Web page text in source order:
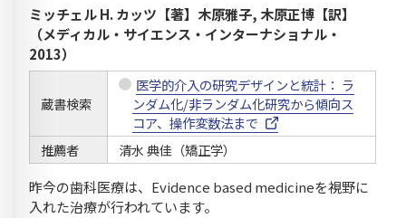
ミッチェル H. カッツ【著】木原雅子, 木原正博【訳】
（メディカル・サイエンス・インターナショナル・
2013）
蔵書検索
医学的介入の研究デザインと統計： ラ
ンダム化/非ランダム化研究から傾向ス
コア、操作変数法まで
推薦者
清水 典佳（矯正学）
昨今の歯科医療は、Evidence based medicineを視野に
入れた治療が行われています。